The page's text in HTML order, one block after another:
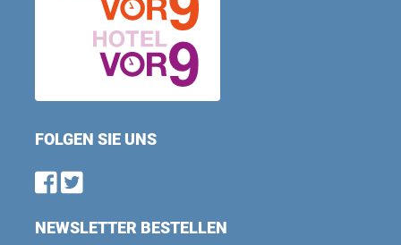
FOLGEN SIE UNS
Find us on Facebook
Follow us on Twitter
NEWSLETTER BESTELLEN